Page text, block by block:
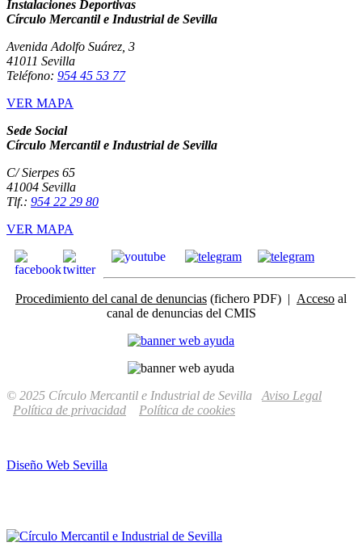
Instalaciones Deportivas
Círculo Mercantil e Industrial de Sevilla
Avenida Adolfo Suárez, 3
41011 Sevilla
Teléfono: 954 45 53 77
VER MAPA
Sede Social
Círculo Mercantil e Industrial de Sevilla
C/ Sierpes 65
41004 Sevilla
Tlf.: 954 22 29 80
VER MAPA
Procedimiento del canal de denuncias (fichero PDF) | Acceso al
canal de denuncias del CMIS
© 2025 Círculo Mercantil e Industrial de Sevilla Aviso Legal
Política de privacidad
Política de cookies
Diseño Web Sevilla